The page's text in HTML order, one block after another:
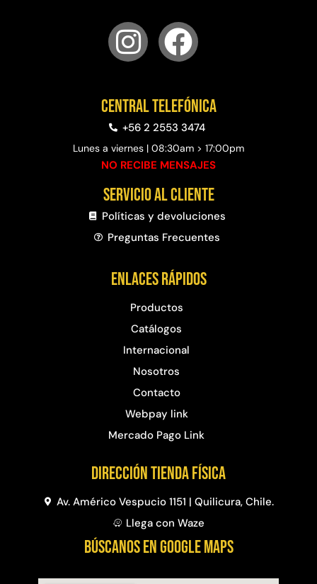
Central telefónica
+56 2 2553 3474
Lunes a viernes | 08:30am > 17:00pm
NO RECIBE MENSAJES
Servicio al cliente
Políticas y devoluciones
Preguntas Frecuentes​
Enlaces rápidos
Productos
Catálogos
Internacional
Nosotros
Contacto
Webpay link
Mercado Pago Link
Dirección Tienda física
Av. Américo Vespucio 1151 | Quilicura, Chile.
Llega con Waze
BÚSCANOS EN GOOGLE MAPS